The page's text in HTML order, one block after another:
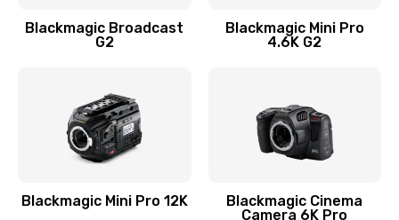
Blackmagic Broadcast
G2
Blackmagic Mini Pro
4.6K G2
Blackmagic Mini Pro 12K
Blackmagic Cinema
Camera 6K Pro